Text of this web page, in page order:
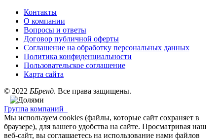
Контакты
О компании
Вопросы и ответы
Договор публичной оферты
Соглашение на обработку персональных данных
Политика конфиденциальности
Пользовательское соглашение
Карта сайта
© 2022 ББренд. Все права защищены.
Группа компаний
Мы используем cookies (файлы, которые сайт сохраняет в
браузере), для вашего удобства на сайте. Просматривая наш
веб-сайт, вы соглашаетесь на использование нами файлов